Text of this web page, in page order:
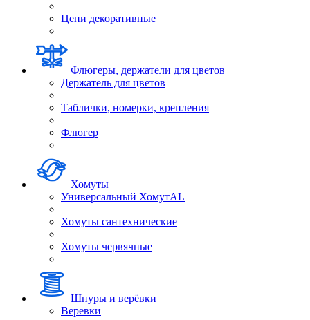
Цепи декоративные
Флюгеры, держатели для цветов
Держатель для цветов
Таблички, номерки, крепления
Флюгер
Хомуты
Универсальный ХомутAL
Хомуты сантехнические
Хомуты червячные
Шнуры и верёвки
Веревки